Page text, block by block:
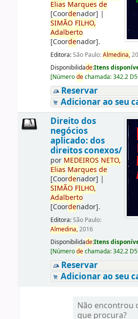
Elias Marques de
[Coordenador] |
SIMÃO FILHO,
Adalberto
[Coordenador].
Editora:São Paulo:Almedina,
Disponibilidade:Itens
[Númerodechamada:342.2
Reservar
Adicionar ao seu
Direito dos
negócios
aplicado: dos
direitos conexos/
por MEDEIROS NETO,
Elias Marques de
[Coordenador] |
SIMÃO FILHO,
Adalberto
[Coordenador].
Editora:São Paulo:
Almedina,2016
Disponibilidade:Itens
[Númerodechamada:342.2
Reservar
Adicionar ao seu
Não encontrou
que procura?